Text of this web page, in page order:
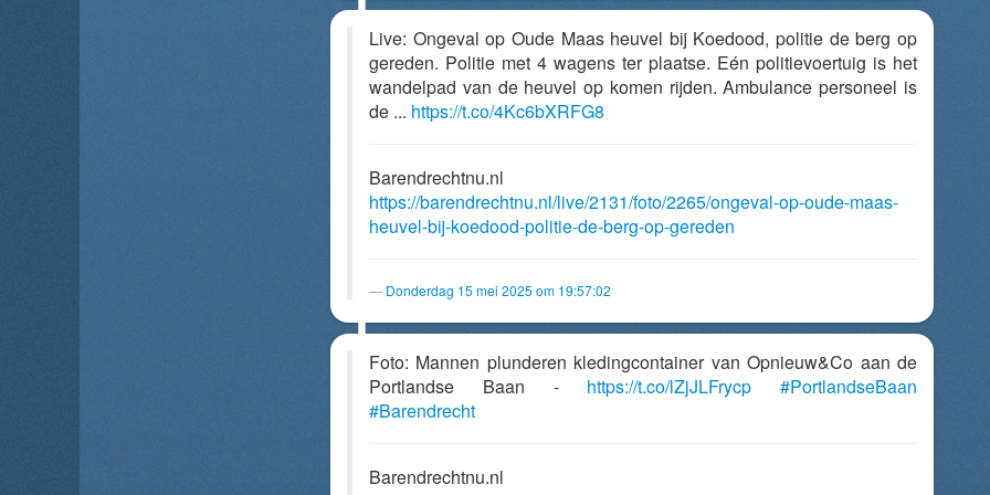
Live: Ongeval op Oude Maas heuvel bij Koedood, politie de berg op
gereden. Politie met 4 wagens ter plaatse. Eén politievoertuig is het
wandelpad van de heuvel op komen rijden. Ambulance personeel is
de ... https://t.co/4Kc6bXRFG8
Barendrechtnu.nl
https://barendrechtnu.nl/live/2131/foto/2265/ongeval-op-oude-maas-
heuvel-bij-koedood-politie-de-berg-op-gereden
Donderdag 15 mei 2025 om 19:57:02
Foto: Mannen plunderen kledingcontainer van Opnieuw&Co aan de
Portlandse Baan - https://t.co/lZjJLFrycp
#PortlandseBaan
#Barendrecht
Barendrechtnu.nl